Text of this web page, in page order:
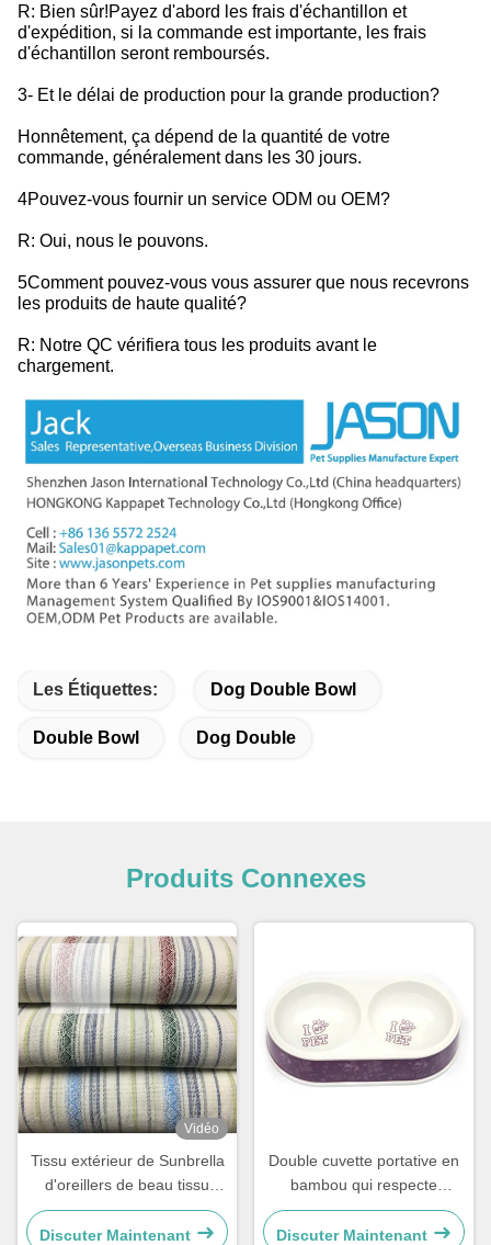
R: Bien sûr!Payez d'abord les frais d'échantillon et
d'expédition, si la commande est importante, les frais
d'échantillon seront remboursés.
3- Et le délai de production pour la grande production?
Honnêtement, ça dépend de la quantité de votre
commande, généralement dans les 30 jours.
4Pouvez-vous fournir un service ODM ou OEM?
R: Oui, nous le pouvons.
5Comment pouvez-vous vous assurer que nous recevrons
les produits de haute qualité?
R: Notre QC vérifiera tous les produits avant le
chargement.
Les Étiquettes: Dog Double Bowl
Double Bowl Dog Double
Produits Connexes
Vidéo
Tissu extérieur de Sunbrella
d'oreillers de beau tissu
durable de jacquard
Discuter Maintenant
Double cuvette portative en
bambou qui respecte
l'environnement d'animal
familier pour le chien et
Discuter Maintenant